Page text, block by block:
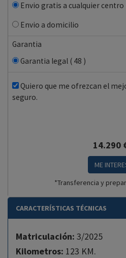
Envio gratis a cualquier centro
Envio a domicilio
Garantia
Garantia legal ( 48 )
Quiero que me ofrezcan el
seguro.
14.290
ME
*Transferencia y
CARACTERÍSTICAS TÉCNICAS
Matriculación: 3/2025
Kilometros: 123 KM.